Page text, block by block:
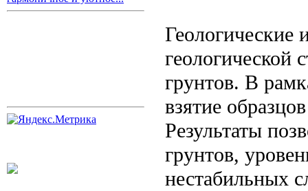
Геологические
геологической
грунтов. В
взятие
Результаты
грунтов,
нестабильных